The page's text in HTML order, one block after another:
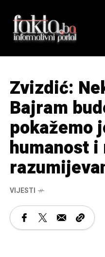
Zvizdić:
Bajram
pokažemo
humanost i
VIJESTI